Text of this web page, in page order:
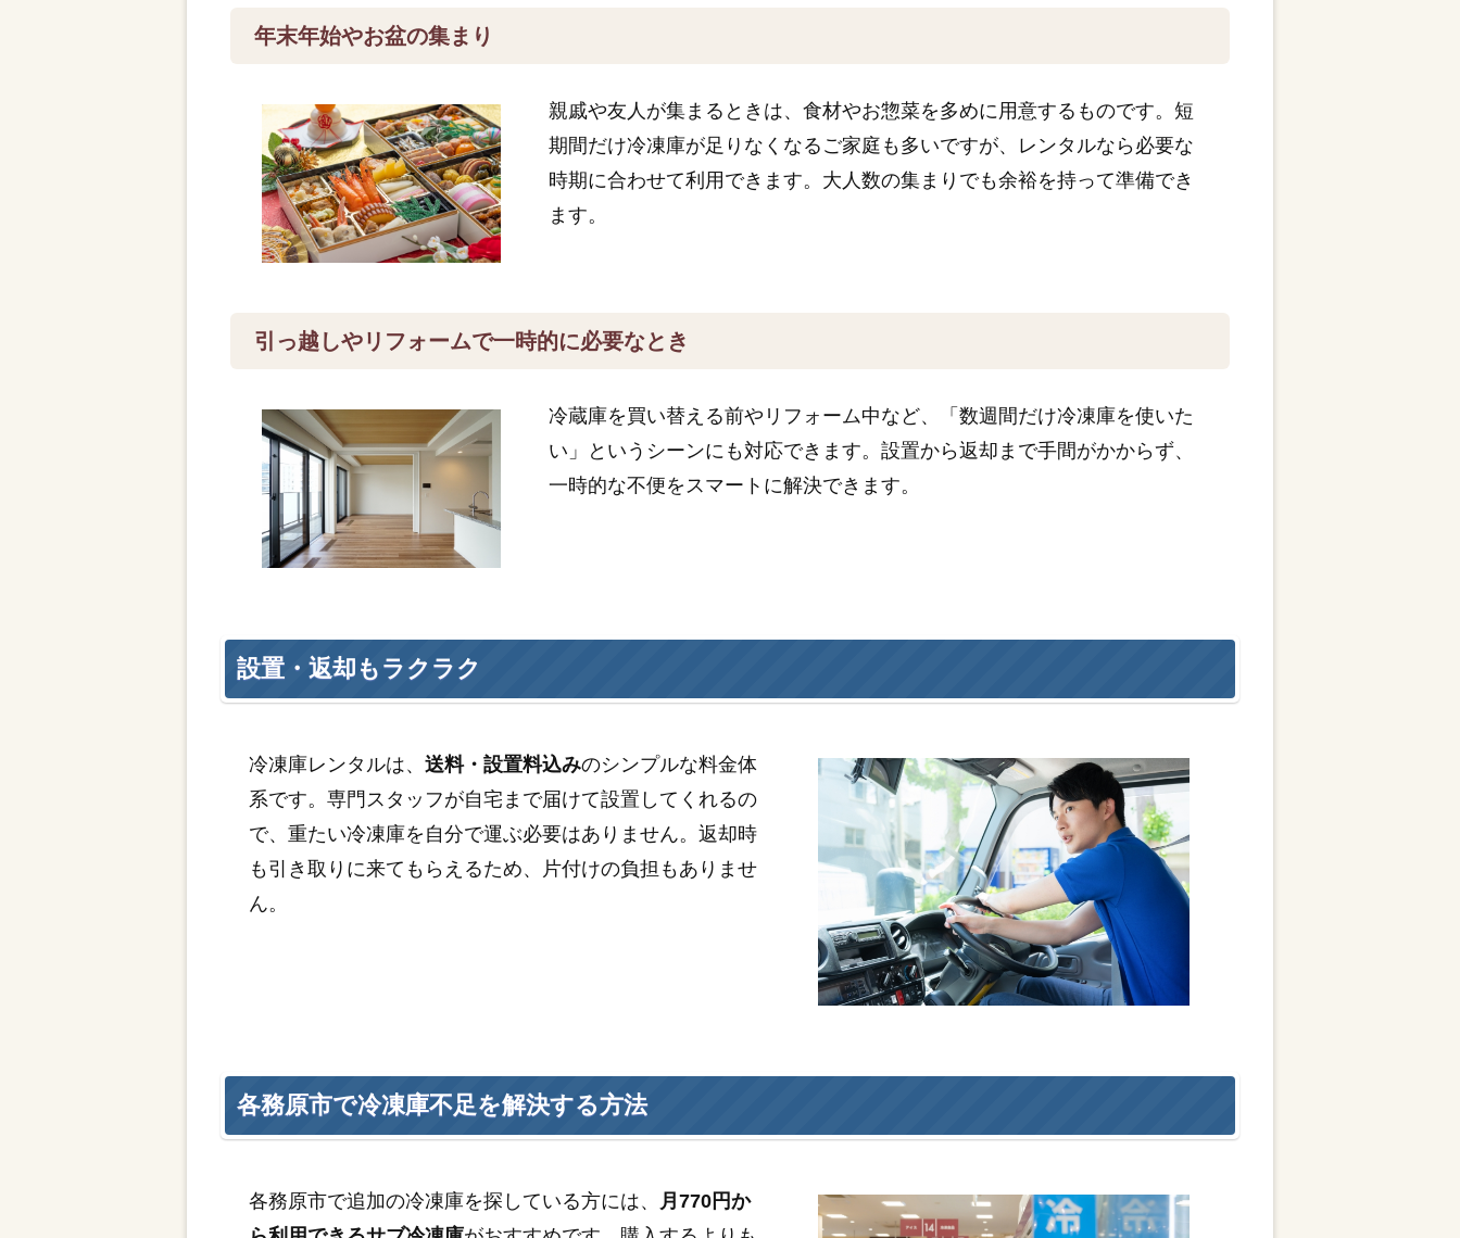
年末年始やお盆の集まり
親戚や友人が集まるときは、食材やお惣菜を多めに用意するものです。短
期間だけ冷凍庫が足りなくなるご家庭も多いですが、レンタルなら必要な
時期に合わせて利用できます。大人数の集まりでも余裕を持って準備でき
ます。
引っ越しやリフォームで一時的に必要なとき
冷蔵庫を買い替える前やリフォーム中など、「数週間だけ冷凍庫を使いた
い」というシーンにも対応できます。設置から返却まで手間がかからず、
一時的な不便をスマートに解決できます。
設置・返却もラクラク
冷凍庫レンタルは、送料・設置料込みのシンプルな料金体
系です。専門スタッフが自宅まで届けて設置してくれるの
で、重たい冷凍庫を自分で運ぶ必要はありません。返却時
も引き取りに来てもらえるため、片付けの負担もありませ
ん。
各務原市で冷凍庫不足を解決する方法
各務原市で追加の冷凍庫を探している方には、
月770円か